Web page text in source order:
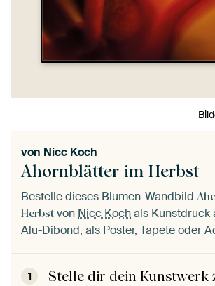
Ahornblätter im Herbst
von Nicc Koch
Bestelle dieses Blumen-Wandbild
Herbst vonNicc Kochals Kunstdruck
Alu-Dibond, als Poster, Tapete oder
1 Stelle dir dein Kunstwerk